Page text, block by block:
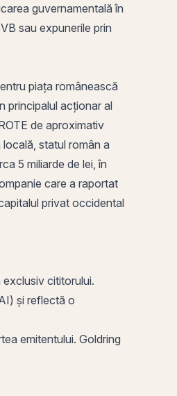
guvernamentală în
sau expunerile prin
piața românească
principalul acționar al
de aproximativ
locală, statul român a
5 miliarde de lei, în
care a raportat
privat occidental
exclusiv cititorului.
și reflectă o
emitentului. Goldring